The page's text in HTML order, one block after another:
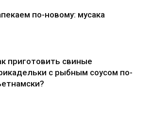
по-новому: мусака
приготовить свиные
с рыбным соусом по-